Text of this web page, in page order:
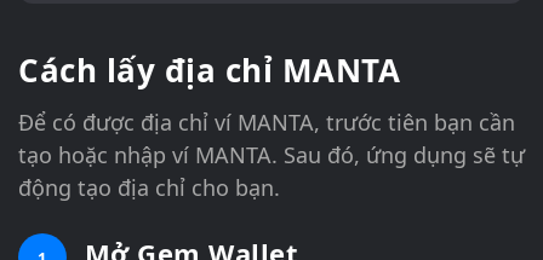
Cách lấy địa chỉ MANTA
Để có được địa chỉ ví MANTA, trước tiên bạn cần
tạo hoặc nhập ví MANTA. Sau đó, ứng dụng sẽ tự
động tạo địa chỉ cho bạn.
Mở Gem Wallet